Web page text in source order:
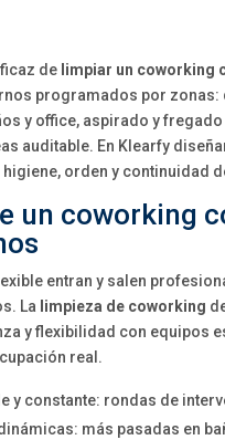
de limpiar un coworking
programados por
y office, aspirado y
auditable. En Klearfy
orden y continuidad
un coworking
entran y salen
La limpieza de coworking
y flexibilidad con equipos
real.
y constante: rondas de
más pasadas en